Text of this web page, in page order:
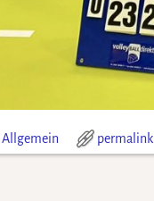
Allgemein permalink